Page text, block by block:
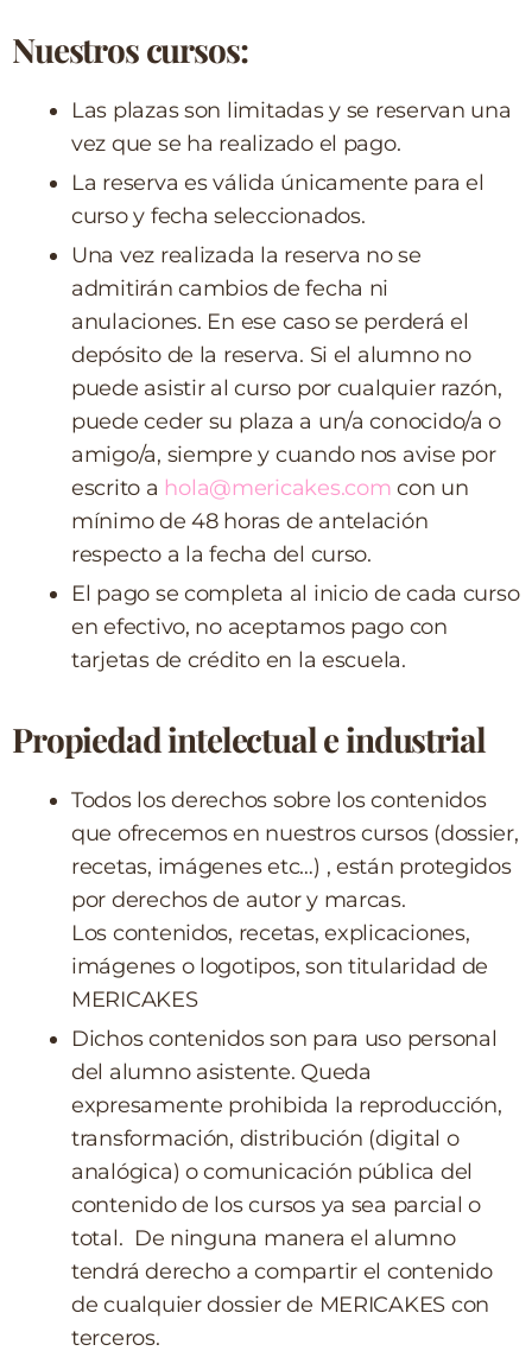
Nuestros cursos:
Las plazas son limitadas y se reservan una
vez que se ha realizado el pago.
La reserva es válida únicamente para el
curso y fecha seleccionados.
Una vez realizada la reserva no se
admitirán cambios de fecha ni
anulaciones. En ese caso se perderá el
depósito de la reserva. Si el alumno no
puede asistir al curso por cualquier razón,
puede ceder su plaza a un/a conocido/a o
amigo/a, siempre y cuando nos avise por
escrito a hola@mericakes.com con un
mínimo de 48 horas de antelación
respecto a la fecha del curso.
El pago se completa al inicio de cada curso
en efectivo, no aceptamos pago con
tarjetas de crédito en la escuela.
Propiedad intelectual e industrial
Todos los derechos sobre los contenidos
que ofrecemos en nuestros cursos (dossier,
recetas, imágenes etc…) , están protegidos
por derechos de autor y marcas.
Los contenidos, recetas, explicaciones,
imágenes o logotipos, son titularidad de
MERICAKES
Dichos contenidos son para uso personal
del alumno asistente. Queda
expresamente prohibida la reproducción,
transformación, distribución (digital o
analógica) o comunicación pública del
contenido de los cursos ya sea parcial o
total. De ninguna manera el alumno
tendrá derecho a compartir el contenido
de cualquier dossier de MERICAKES con
terceros.